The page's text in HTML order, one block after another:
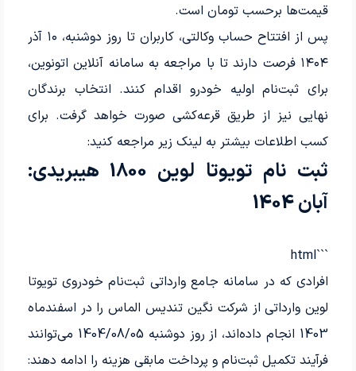
قیمت‌ها برحسب تومان است.
پس از افتتاح حساب وکالتی، کاربران تا روز دوشنبه، ۱۰ آذر
۱۴۰۴ فرصت دارند تا با مراجعه به سامانه آنلاین اتونوین،
برای ثبت‌نام اولیه خودرو اقدام کنند. انتخاب برندگان
نهایی نیز از طریق قرعه‌کشی صورت خواهد گرفت. برای
کسب اطلاعات بیشتر به لینک زیر مراجعه کنید:
ثبت نام تویوتا لوین 1800 هیبریدی:
آبان 1404
```html
افرادی که در سامانه جامع وارداتی ثبت‌نام خودروی تویوتا
لوین وارداتی از شرکت نگین تندیس الماس را در اسفندماه
1403 انجام داده‌اند، از روز دوشنبه 1404/08/05 می‌توانند
فرآیند تکمیل ثبت‌نام و پرداخت مابقی هزینه را ادامه دهند: